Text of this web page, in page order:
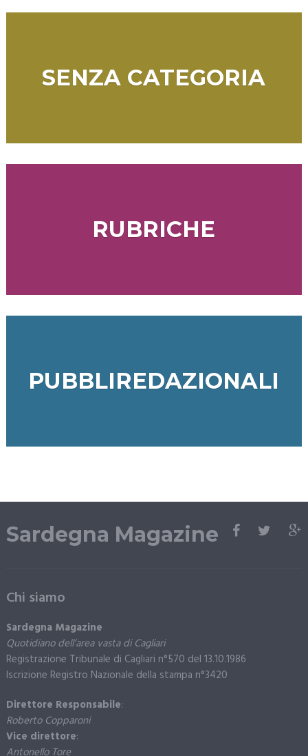
SENZA CATEGORIA
RUBRICHE
PUBBLIREDAZIONALI
Sardegna Magazine
Chi siamo
Sardegna Magazine
Quotidiano dell’area vasta di Cagliari
Registrazione Tribunale di Cagliari n°570 del 13.10.1986
Iscrizione Registro Nazionale della stampa n°3420
Direttore Responsabile:
Roberto Copparoni
Vice direttore:
Antonello Tore